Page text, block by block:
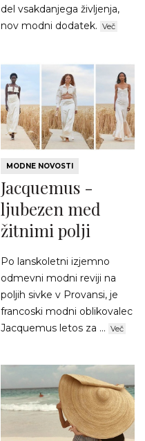
del vsakdanjega življenja,
nov modni dodatek. Več
MODNE NOVOSTI
Jacquemus -
ljubezen med
žitnimi polji
Po lanskoletni izjemno
odmevni modni reviji na
poljih sivke v Provansi, je
francoski modni oblikovalec
Jacquemus letos za ... Več